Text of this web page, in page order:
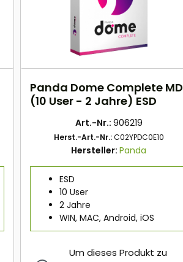
Panda Dome Complete MD
(10 User - 2 Jahre) ESD
Art.-Nr.: 906219
Herst.-Art.-Nr.:C02YPDC0E10
Hersteller:Panda
ESD
10 User
2 Jahre
WIN, MAC, Android, iOS
Um dieses Produkt zu